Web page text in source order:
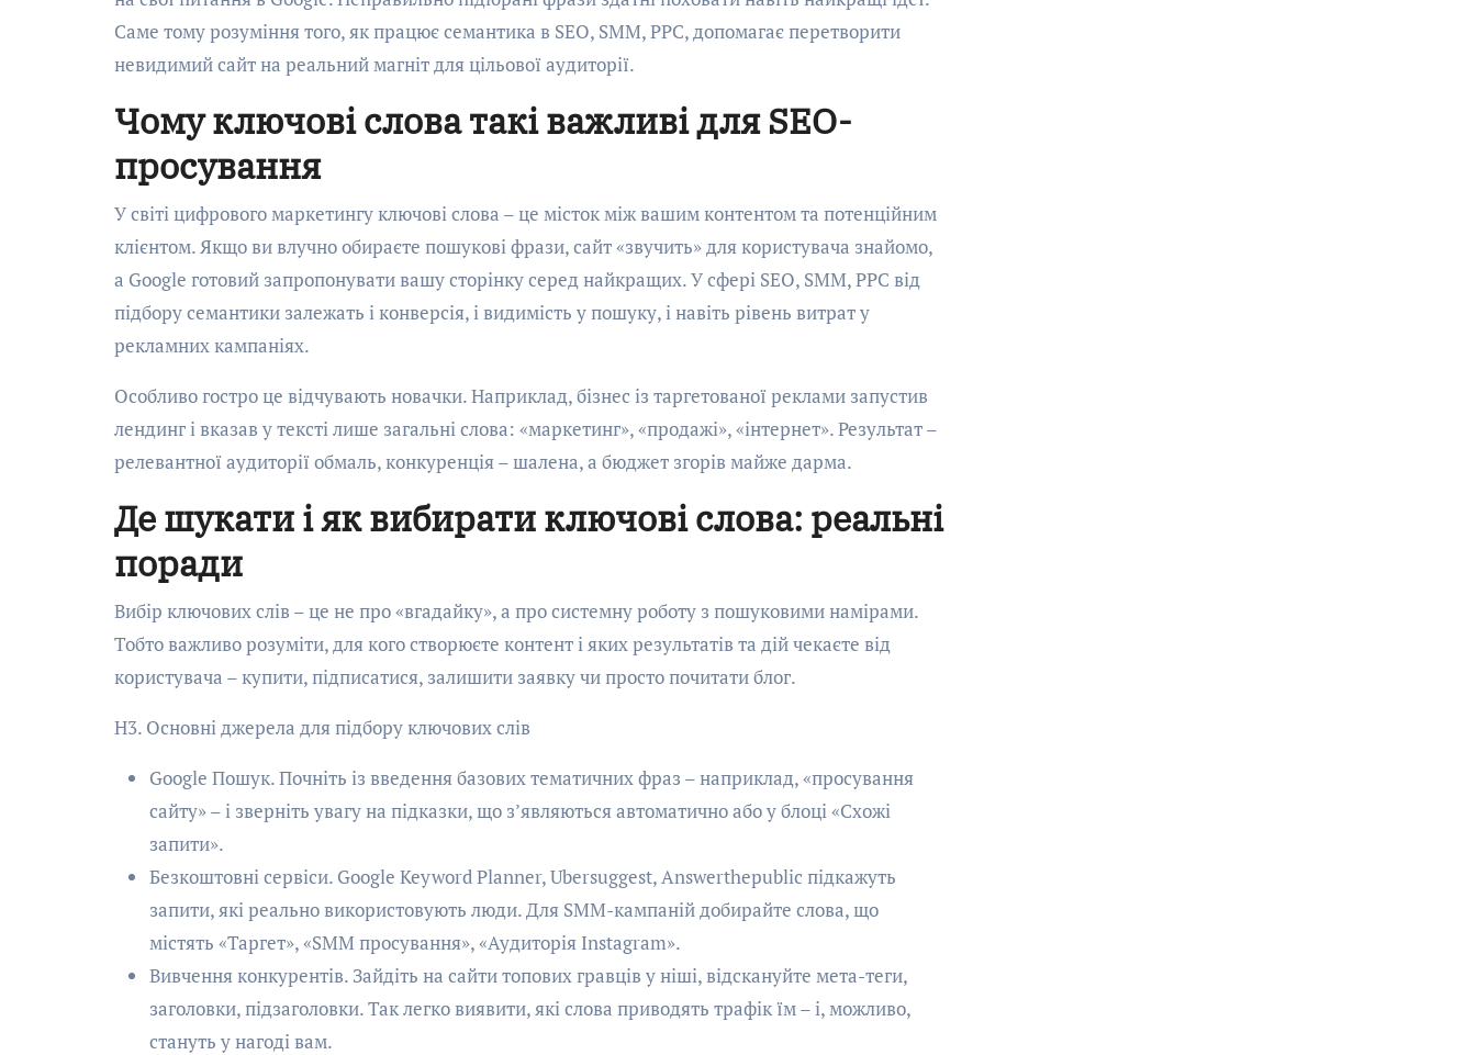
Саме тому розуміння того, як працює семантика в SEO, SMM, PPC, допомагає перетворити
невидимий сайт на реальний магніт для цільової аудиторії.
Чому ключові слова такі важливі для SEO-
просування
У світі цифрового маркетингу ключові слова – це місток між вашим контентом та потенційним
клієнтом. Якщо ви влучно обираєте пошукові фрази, сайт «звучить» для користувача знайомо,
а Google готовий запропонувати вашу сторінку серед найкращих. У сфері SEO, SMM, PPC від
підбору семантики залежать і конверсія, і видимість у пошуку, і навіть рівень витрат у
рекламних кампаніях.
Особливо гостро це відчувають новачки. Наприклад, бізнес із таргетованої реклами запустив
лендинг і вказав у тексті лише загальні слова: «маркетинг», «продажі», «інтернет». Результат –
релевантної аудиторії обмаль, конкуренція – шалена, а бюджет згорів майже дарма.
Де шукати і як вибирати ключові слова: реальні
поради
Вибір ключових слів – це не про «вгадайку», а про системну роботу з пошуковими намірами.
Тобто важливо розуміти, для кого створюєте контент і яких результатів та дій чекаєте від
користувача – купити, підписатися, залишити заявку чи просто почитати блог.
H3. Основні джерела для підбору ключових слів
Google Пошук. Почніть із введення базових тематичних фраз – наприклад, «просування
сайту» – і зверніть увагу на підказки, що з’являються автоматично або у блоці «Схожі
запити».
Безкоштовні сервіси. Google Keyword Planner, Ubersuggest, Answerthepublic підкажуть
запити, які реально використовують люди. Для SMM-кампаній добирайте слова, що
містять «Таргет», «SMM просування», «Аудиторія Instagram».
Вивчення конкурентів. Зайдіть на сайти топових гравців у ніші, відскануйте мета-теги,
заголовки, підзаголовки. Так легко виявити, які слова приводять трафік їм – і, можливо,
стануть у нагоді вам.